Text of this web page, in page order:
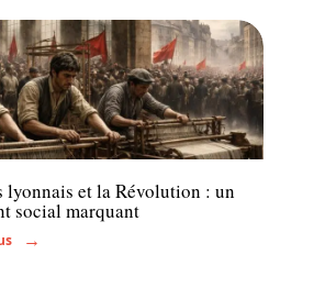
lyonnais et la Révolution : un
social marquant